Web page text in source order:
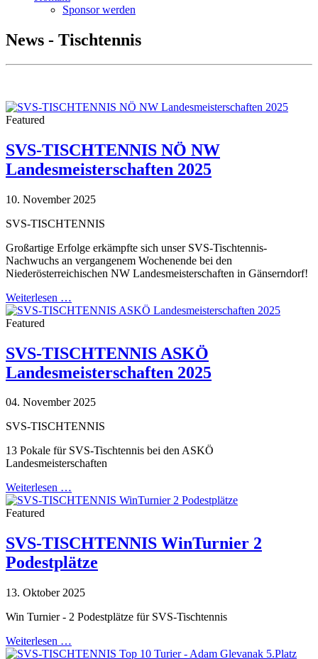
Sponsor werden
News - Tischtennis
Featured
SVS-TISCHTENNIS NÖ NW
Landesmeisterschaften 2025
10. November 2025
SVS-TISCHTENNIS
Großartige Erfolge erkämpfte sich unser SVS-Tischtennis-
Nachwuchs an vergangenem Wochenende bei den
Niederösterreichischen NW Landesmeisterschaften in Gänserndorf!
Weiterlesen …
Featured
SVS-TISCHTENNIS ASKÖ
Landesmeisterschaften 2025
04. November 2025
SVS-TISCHTENNIS
13 Pokale für SVS-Tischtennis bei den ASKÖ
Landesmeisterschaften
Weiterlesen …
Featured
SVS-TISCHTENNIS WinTurnier 2
Podestplätze
13. Oktober 2025
Win Turnier - 2 Podestplätze für SVS-Tischtennis
Weiterlesen …